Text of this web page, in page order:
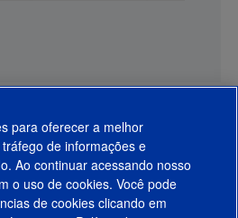
para oferecer a melhor
de informações e
Ao continuar acessando nosso
o uso de cookies. Você pode
de cookies clicando em